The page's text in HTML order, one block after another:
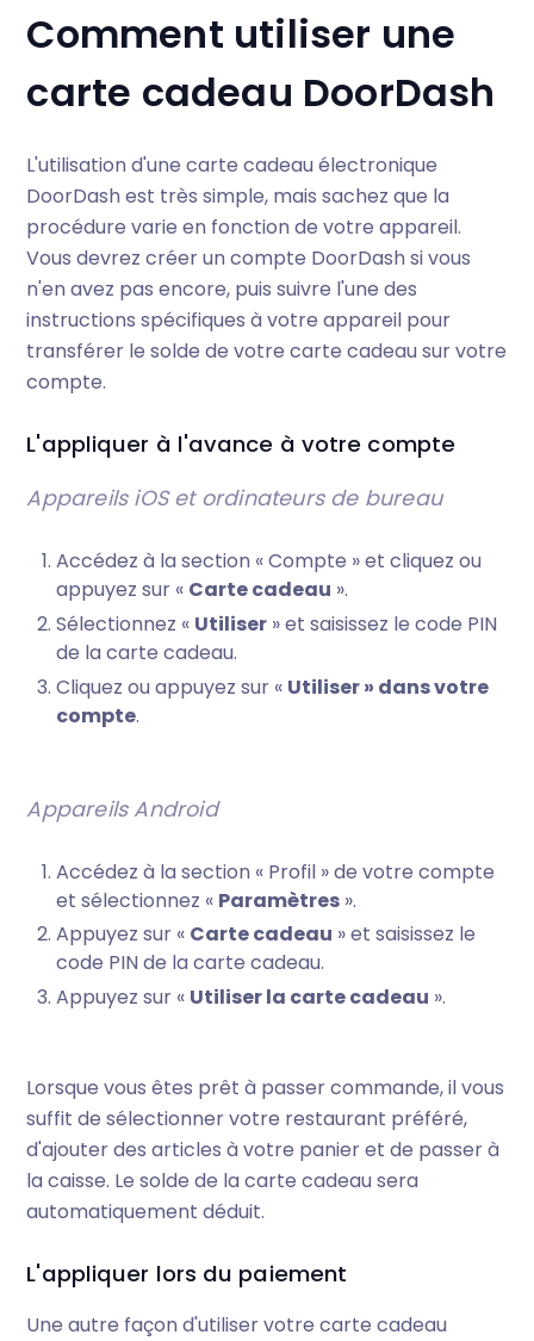
Comment utiliser une
carte cadeau DoorDash
L'utilisation d'une carte cadeau électronique
DoorDash est très simple, mais sachez que la
procédure varie en fonction de votre appareil.
Vous devrez créer un compte DoorDash si vous
n'en avez pas encore, puis suivre l'une des
instructions spécifiques à votre appareil pour
transférer le solde de votre carte cadeau sur votre
compte.
L'appliquer à l'avance à votre compte
Appareils iOS et ordinateurs de bureau
Accédez à la section « Compte » et cliquez ou
appuyez sur « Carte cadeau ».
Sélectionnez « Utiliser » et saisissez le code PIN
de la carte cadeau.
Cliquez ou appuyez sur « Utiliser » dans votre
compte.
Appareils Android
Accédez à la section « Profil » de votre compte
et sélectionnez « Paramètres ».
Appuyez sur « Carte cadeau » et saisissez le
code PIN de la carte cadeau.
Appuyez sur « Utiliser la carte cadeau ».
Lorsque vous êtes prêt à passer commande, il vous
suffit de sélectionner votre restaurant préféré,
d'ajouter des articles à votre panier et de passer à
la caisse. Le solde de la carte cadeau sera
automatiquement déduit.
L'appliquer lors du paiement
Une autre façon d'utiliser votre carte cadeau